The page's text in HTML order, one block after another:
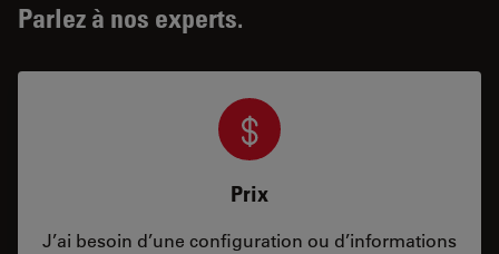
Parlez à nos experts.
Prix
J’ai besoin d’une configuration ou d’informations